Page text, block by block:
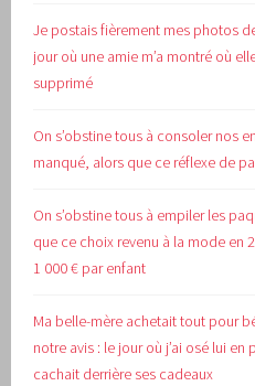
Je postais fièrement mes photos
jour où une amie m’a montré où
supprimé
On s’obstine tous à consoler nos
manqué, alors que ce réflexe de
On s’obstine tous à empiler les
que ce choix revenu à la mode en
1 000 € par enfant
Ma belle-mère achetait tout pour
notre avis : le jour où j’ai osé lui en
cachait derrière ses cadeaux